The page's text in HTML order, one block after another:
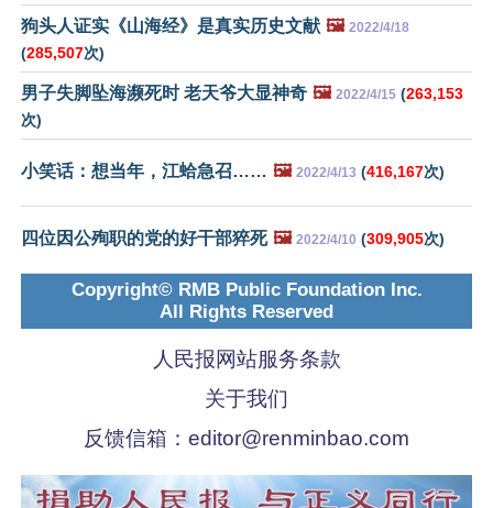
狗头人证实《山海经》是真实历史文献 🖼️ 2022/4/18
(285,507次)
男子失脚坠海濒死时 老天爷大显神奇 🖼️ 2022/4/15 (263,153
次)
小笑话：想当年，江蛤急召…… 🖼️ 2022/4/13 (416,167次)
四位因公殉职的党的好干部猝死 🖼️ 2022/4/10 (309,905次)
Copyright© RMB Public Foundation Inc.
All Rights Reserved
人民报网站服务条款
关于我们
反馈信箱： editor@renminbao.com